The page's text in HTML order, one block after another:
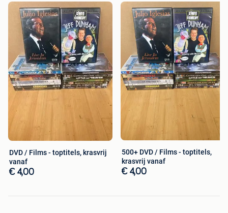
DVD / Films - toptitels, krasvrij
vanaf
€ 4,00
500+ DVD / Films - toptitels,
krasvrij vanaf
€ 4,00